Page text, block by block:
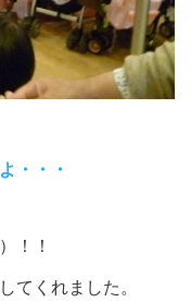
・・・
！！
てくれました。